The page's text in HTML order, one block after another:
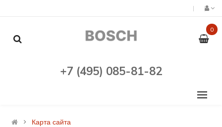
0
+7 (495) 085-81-82
Карта сайта